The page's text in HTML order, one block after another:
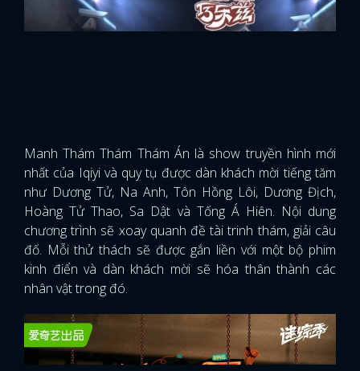
Manh Thám Thám Thám Án là show truyền hình mới
nhất của Iqiyi và quy tụ được dàn khách mời tiếng tăm
như Dương Tử, Na Anh, Tôn Hồng Lôi, Dương Địch,
Hoàng Tử Thao, Sa Dật và Tống Á Hiên. Nội dung
chương trình sẽ xoay quanh đề tài trinh thám, giải câu
đố. Mỗi thử thách sẽ được gắn liền với một bộ phim
kinh điển và dàn khách mời sẽ hóa thân thành các
nhân vật trong đó.